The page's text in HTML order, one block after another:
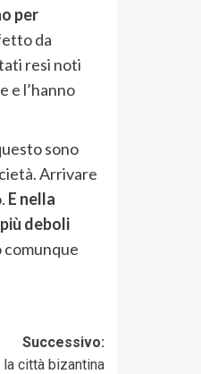
per
da
resi noti
e l’hanno
sono
Arrivare
E nella
deboli
comunque
Successivo:
la città bizantina